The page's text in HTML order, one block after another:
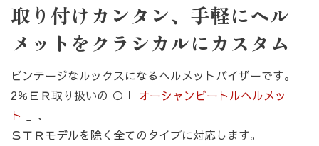
お買い物を続ける カートへ進む
取り付けカンタン、手軽にヘル
メットをクラシカルにカスタム
ビンテージなルックスになるヘルメットバイザーです。
2％ＥＲ取り扱いの ○「 オーシャンビートルヘルメッ
ト
」、
ＳＴＲモデルを除く全てのタイプに対応します。